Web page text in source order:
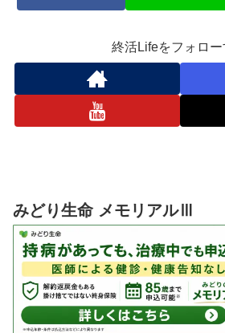
終活Lifeをフォロー
みどり生命 メモリアルⅢ